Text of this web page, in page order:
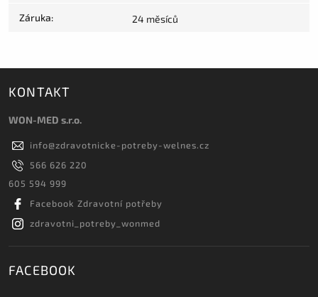
Záruka: 24 měsíců
KONTAKT
WON-MED s.r.o.
info@zdravotnicke-potreby-welnes.cz
566 626 220
605 594 999
Facebook Zdravotní potřeby
zdravotni_potreby_wonmed
FACEBOOK